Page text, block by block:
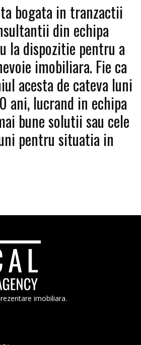
bogata in tranzactii
din echipa
la dispozitie pentru a
imobiliara. Fie ca
acesta de cateva luni
ani, lucrand in echipa
bune solutii sau cele
pentru situatia in
imobiliara.